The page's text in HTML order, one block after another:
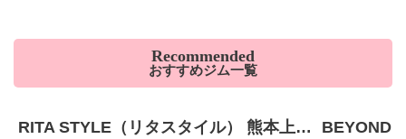
Recommended
おすすめジム一覧
RITA STYLE（リタスタイル） 熊本上通店 BEYOND